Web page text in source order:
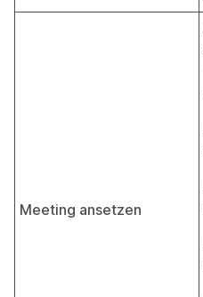
Meeting ansetzen